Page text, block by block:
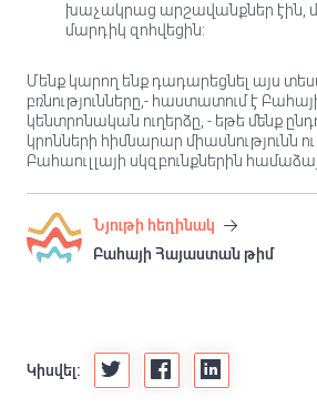
խաչակրաց արշավանքներ էին,
մարդիկ զոհվեցին:
Մենք կարող ենք դադարեցնել այս
բռնությունները,- հաստատում է
կենտրոնական ուղերձը, - եթե մենք
կրոնների հիմնարար միասնությունն
Բահաուլլայի սկզբունքներին
Նյութի հեղինակ
Բահայի Հայաստան թիմ
Կիսվել: